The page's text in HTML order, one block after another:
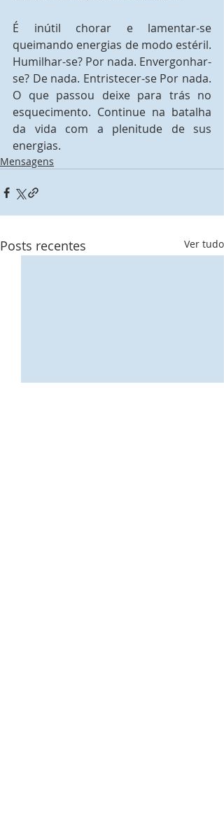
É inútil chorar e lamentar-se
queimando energias de modo estéril.
Humilhar-se? Por nada. Envergonhar-
se? De nada. Entristecer-se Por nada.
O que passou deixe para trás no
esquecimento. Continue na batalha
da vida com a plenitude de sus
energias.
Mensagens
Posts recentes Ver tudo